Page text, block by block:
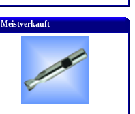
Meistverkauft